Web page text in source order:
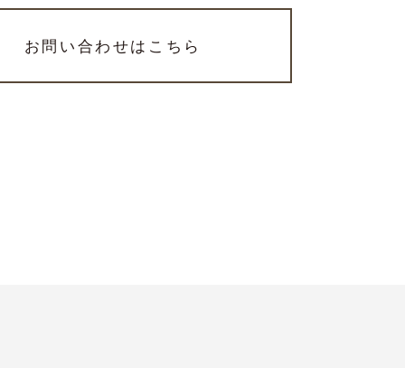
お問い合わせはこちら